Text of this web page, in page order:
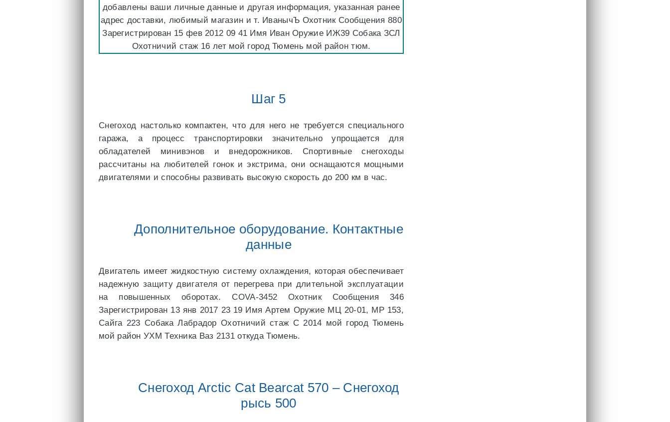
добавлены ваши личные данные и другая информация, указанная ранее
адрес доставки, любимый магазин и т. ИванычЪ Охотник Сообщения 880
Зарегистрирован 15 фев 2012 09 41 Имя Иван Оружие ИЖ39 Собака ЗСЛ
Охотничий стаж 16 лет мой город Тюмень мой район тюм.
Шаг 5
Снегоход настолько компактен, что для него не требуется специального
гаража, а процесс транспортировки значительно упрощается для
обладателей минивэнов и внедорожников. Спортивные снегоходы
рассчитаны на любителей гонок и экстрима, они оснащаются мощными
двигателями и способны развивать высокую скорость до 200 км в час.
Дополнительное оборудование. Контактные
данные
Двигатель имеет жидкостную систему охлаждения, которая обеспечивает
надежную защиту двигателя от перегрева при длительной эксплуатации
на повышенных оборотах. COVA-3452 Охотник Сообщения 346
Зарегистрирован 13 янв 2017 23 19 Имя Артем Оружие МЦ 20-01, МР 153,
Сайга 223 Собака Лабрадор Охотничий стаж С 2014 мой город Тюмень
мой район УХМ Техника Ваз 2131 откуда Тюмень.
Снегоход Arctic Cat Bearcat 570 – Снегоход
рысь 500